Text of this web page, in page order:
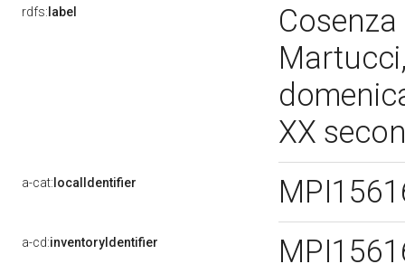
rdfs: label
XX
a-cat: localIdentifier
a-cd:inventoryIdentifier